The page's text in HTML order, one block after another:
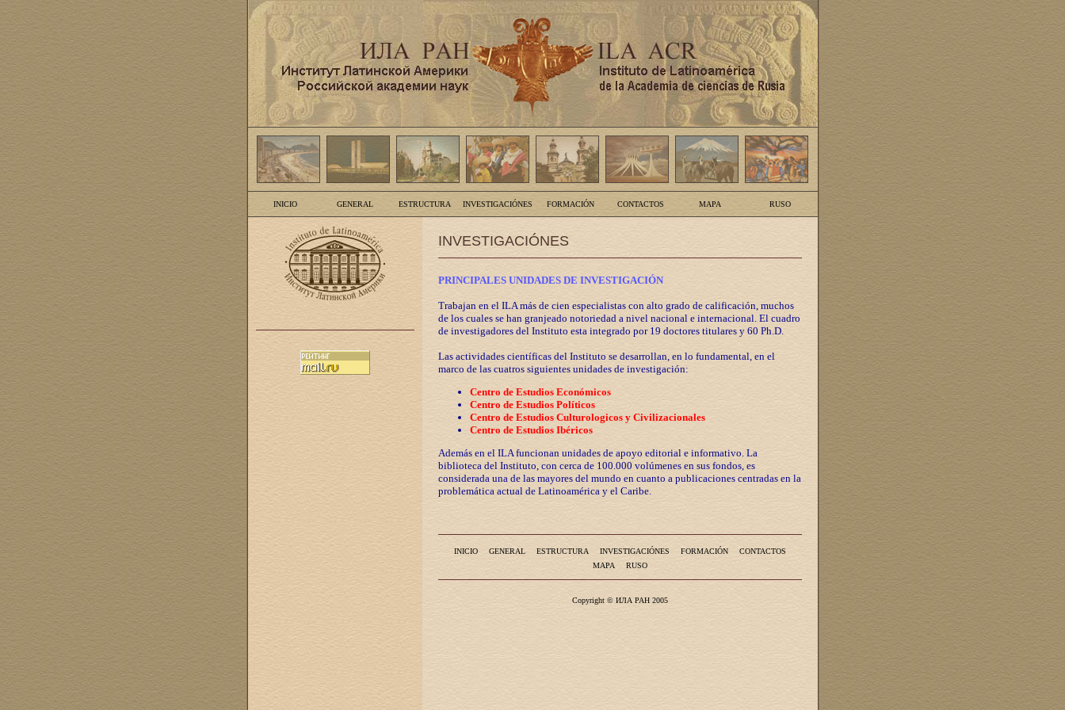
INICIO GENERAL ESTRUCTURA INVESTIGACIÓNES FORMACIÓN CONTACTOS MAPA RUSO
INVESTIGACIÓNES
PRINCIPALES UNIDADES DE INVESTIGACIÓN
Trabajan en el ILA más de cien especialistas con alto grado de calificación, muchos
de los cuales se han granjeado notoriedad a nivel nacional e internacional. El cuadro
de investigadores del Instituto esta integrado por 19 doctores titulares y 60 Ph.D.
Las actividades científicas del Instituto se desarrollan, en lo fundamental, en el
marco de las cuatros siguientes unidades de investigación:
Centro de Estudios Económicos
Centro de Estudios Políticos
Centro de Estudios Culturologicos y Civilizacionales
Centro de Estudios Ibéricos
Además en el ILA funcionan unidades de apoyo editorial e informativo. La
biblioteca del Instituto, con cerca de 100.000 volúmenes en sus fondos, es
considerada una de las mayores del mundo en cuanto a publicaciones centradas en la
problemática actual de Latinoamérica y el Caribe.
INICIO GENERAL ESTRUCTURA INVESTIGACIÓNES FORMACIÓN
CONTACTOS
MAPA
RUSO
Copyright © ИЛА РАН 2005